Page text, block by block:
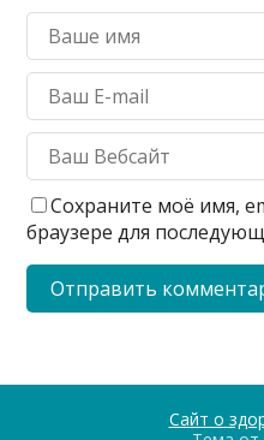
Сохраните моё имя,
браузере для
Сайт о